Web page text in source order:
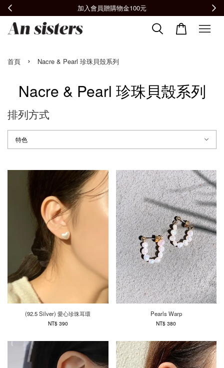
加入會員贈購物金100元
首頁 › Nacre & Pearl 珍珠貝殼系列
Nacre & Pearl 珍珠貝殼系列
排列方式
(92.5 Silver) 愛心珍珠耳環
NT$ 390
Pearls Warp
NT$ 380